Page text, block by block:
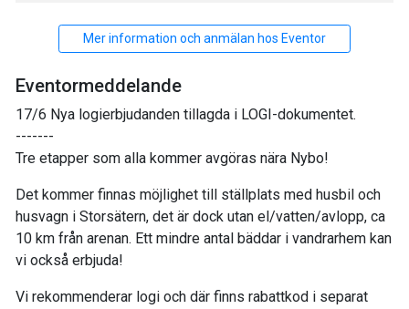
Mer information och anmälan hos Eventor
Eventormeddelande
17/6 Nya logierbjudanden tillagda i LOGI-dokumentet.
-------
Tre etapper som alla kommer avgöras nära Nybo!
Det kommer finnas möjlighet till ställplats med husbil och
husvagn i Storsätern, det är dock utan el/vatten/avlopp, ca
10 km från arenan. Ett mindre antal bäddar i vandrarhem kan
vi också erbjuda!
Vi rekommenderar logi och där finns rabattkod i separat